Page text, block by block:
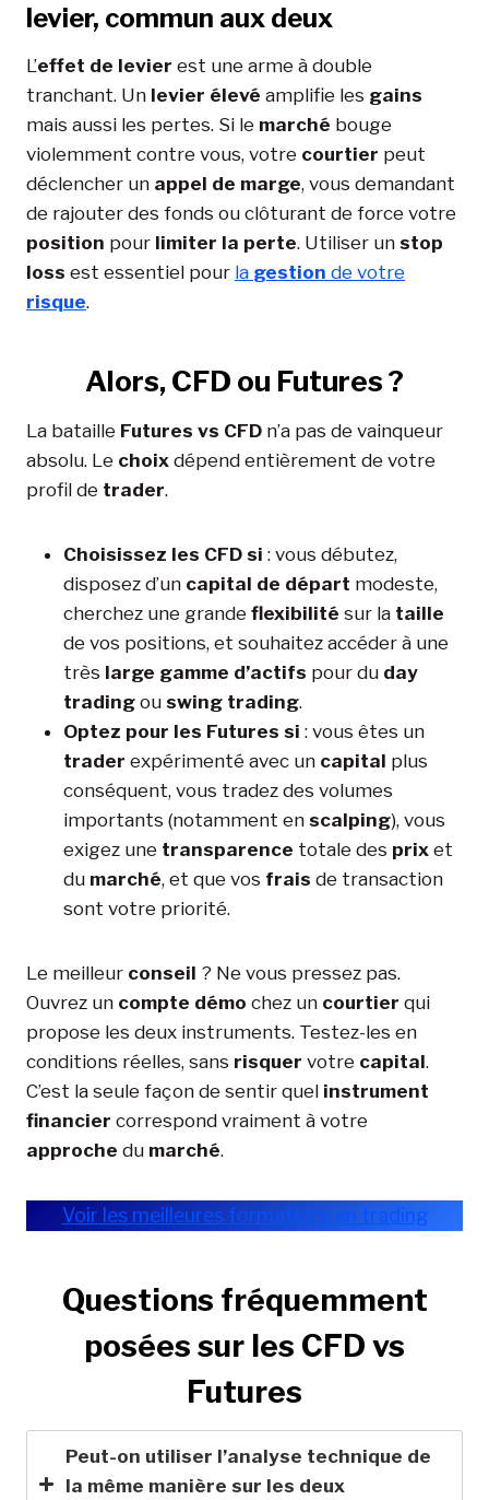
levier, commun aux deux
L’effet de levier est une arme à double
tranchant. Un levier élevé amplifie les gains
mais aussi les pertes. Si le marché bouge
violemment contre vous, votre courtier peut
déclencher un appel de marge, vous demandant
de rajouter des fonds ou clôturant de force votre
position pour limiter la perte. Utiliser un stop
loss est essentiel pour la gestion de votre
risque.
Alors, CFD ou Futures ?
La bataille Futures vs CFD n’a pas de vainqueur
absolu. Le choix dépend entièrement de votre
profil de trader.
Choisissez les CFD si : vous débutez,
disposez d’un capital de départ modeste,
cherchez une grande flexibilité sur la taille
de vos positions, et souhaitez accéder à une
très large gamme d’actifs pour du day
trading ou swing trading.
Optez pour les Futures si : vous êtes un
trader expérimenté avec un capital plus
conséquent, vous tradez des volumes
importants (notamment en scalping), vous
exigez une transparence totale des prix et
du marché, et que vos frais de transaction
sont votre priorité.
Le meilleur conseil ? Ne vous pressez pas.
Ouvrez un compte démo chez un courtier qui
propose les deux instruments. Testez-les en
conditions réelles, sans risquer votre capital.
C’est la seule façon de sentir quel instrument
financier correspond vraiment à votre
approche du marché.
Voir les meilleures formations en trading
Questions fréquemment
posées sur les CFD vs
Futures
Peut-on utiliser l’analyse technique de
la même manière sur les deux